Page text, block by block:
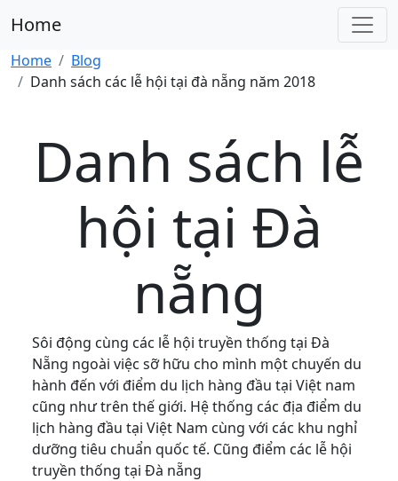
Home
Home
Blog
Danh sách các lễ hội tại đà nẵng năm 2018
Danh sách lễ
hội tại Đà
nẵng
Sôi động cùng các lễ hội truyền thống tại Đà
Nẵng ngoài việc sỡ hữu cho mình một chuyến du
hành đến với điểm du lịch hàng đầu tại Việt nam
cũng như trên thế giới. Hệ thống các địa điểm du
lịch hàng đầu tại Việt Nam cùng với các khu nghỉ
dưỡng tiêu chuẩn quốc tế. Cũng điểm các lễ hội
truyền thống tại Đà nẵng